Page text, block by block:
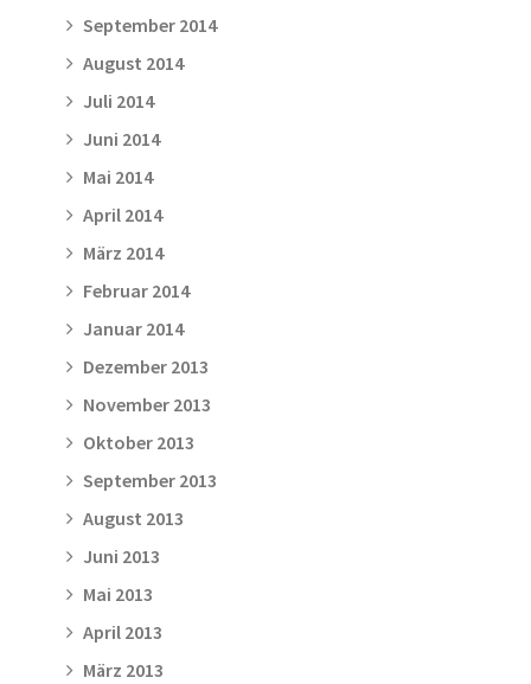
September 2014
August 2014
Juli 2014
Juni 2014
Mai 2014
April 2014
März 2014
Februar 2014
Januar 2014
Dezember 2013
November 2013
Oktober 2013
September 2013
August 2013
Juni 2013
Mai 2013
April 2013
März 2013